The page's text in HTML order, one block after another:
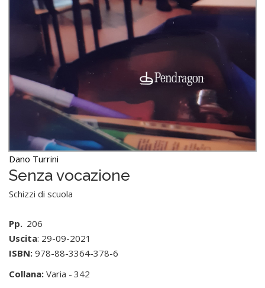
Dano Turrini
Senza vocazione
Schizzi di scuola
Pp. 206
Uscita: 29-09-2021
ISBN: 978-88-3364-378-6
Collana: Varia - 342